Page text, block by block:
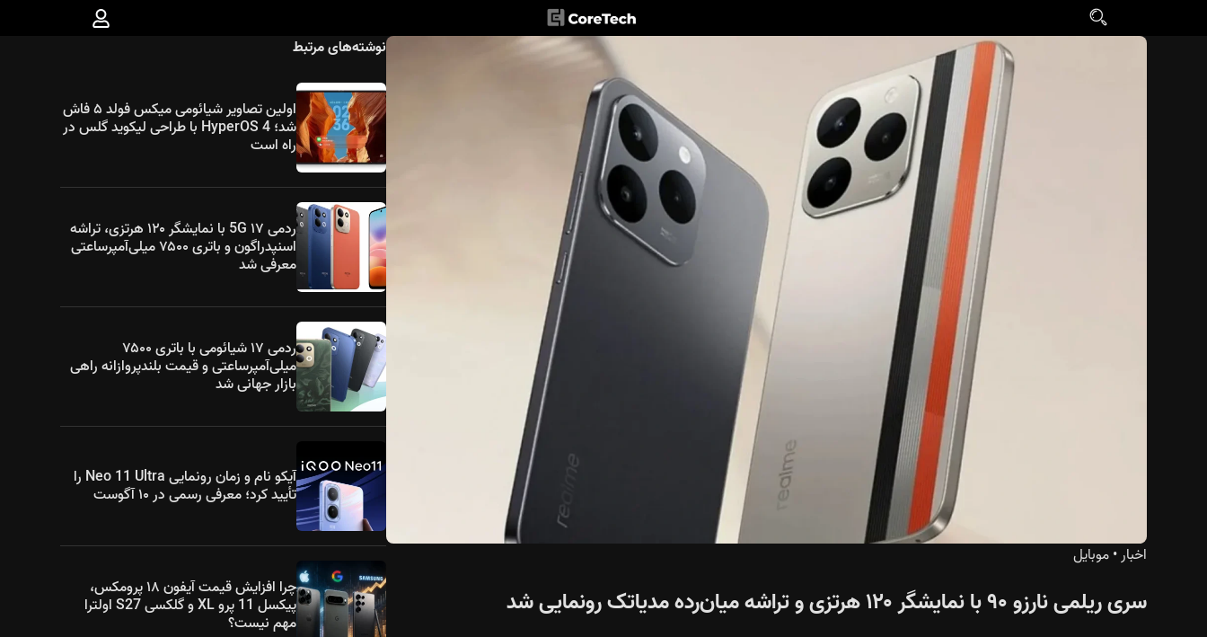
اخبار•موبایل
سری ریلمی نارزو ۹۰ با نمایشگر ۱۲۰ هرتزی و تراشه میان‌رده مدیاتک رونمایی شد
نوشته‌های مرتبط
اولین تصاویر شیائومی میکس فولد ۵ فاش
شد؛ HyperOS 4 با طراحی لیکوید گلس در
راه است
ردمی ۱۷ 5G با نمایشگر ۱۲۰ هرتزی، تراشه
اسنپدراگون و باتری ۷۵۰۰ میلی‌آمپرساعتی
معرفی شد
ردمی ۱۷ شیائومی با باتری ۷۵۰۰
میلی‌آمپرساعتی و قیمت بلندپروازانه راهی
بازار جهانی شد
آیکو نام و زمان رونمایی Neo 11 Ultra را
تأیید کرد؛ معرفی رسمی در ۱۰ آگوست
چرا افزایش قیمت آیفون ۱۸ پرومکس،
پیکسل 11 پرو XL و گلکسی S27 اولترا
مهم نیست؟